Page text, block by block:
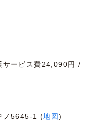
ービス費24,090円 /
ノ5645-1 (地図)